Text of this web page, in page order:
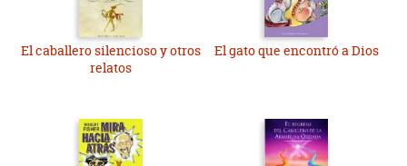
El caballero silencioso y otros
relatos
El gato que encontró a Dios